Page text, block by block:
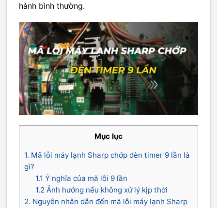
hành bình thường.
Mục lục
1. Mã lỗi máy lạnh Sharp chớp đèn timer 9 lần là
gì?
1.1 Ý nghĩa của mã lỗi 9 lần
1.2 Ảnh hưởng nếu không xử lý kịp thời
2. Nguyên nhân dẫn đến mã lỗi máy lạnh Sharp